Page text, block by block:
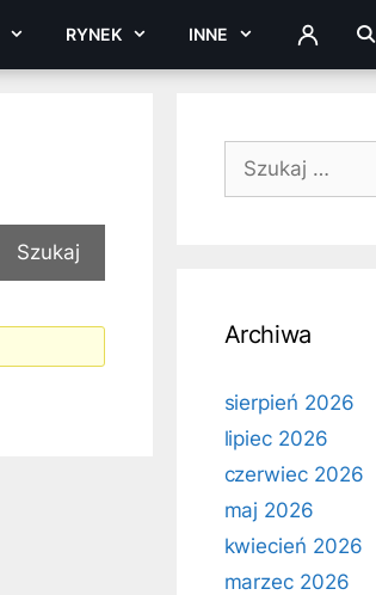
RYNEK INNE ZALOGUJ
Szukaj:
Archiwa
sierpień 2026
lipiec 2026
czerwiec 2026
maj 2026
kwiecień 2026
marzec 2026